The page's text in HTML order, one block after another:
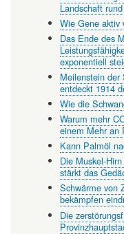
Landschaft
Wie Gene aktiv
Das Ende des
exponentiell
Meilenstein der
entdeckt 1914
Wie die
Warum mehr
einem Mehr an
Kann Palmöl
Die Muskel-
stärkt das
Schwärme von
bekämpfen
Die